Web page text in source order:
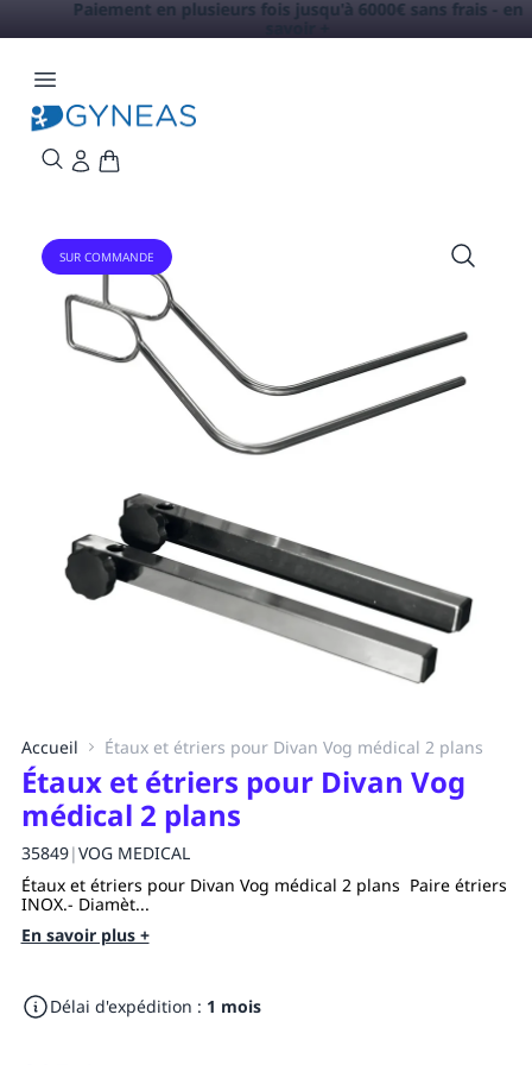
Paiement en plusieurs fois jusqu'à 6000€ sans frais -en
SUR COMMANDE
Accueil Étaux et étriers pour Divan Vog médical 2 plans
Étaux et étriers pour Divan Vog
médical 2 plans
35849|VOG MEDICAL
Étaux et étriers pour Divan Vog médical 2 plans Paire étriers
INOX.- Diamèt...
En savoir plus +
Délai d'expédition : 1 mois